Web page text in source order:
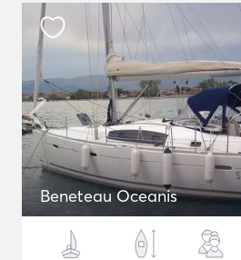
Beneteau Oceanis